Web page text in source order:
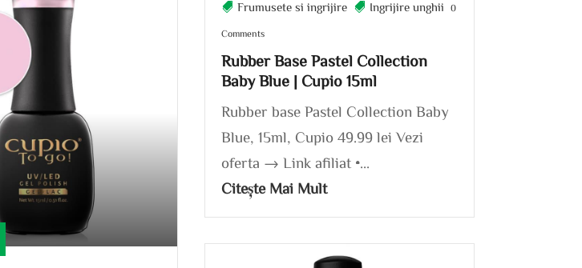
Rubber Base Pastel Collection
Baby Blue | Cupio 15ml
Frumusete si ingrijire Ingrijire unghii 0
Comments
Rubber base Pastel Collection Baby
Blue, 15ml, Cupio 49.99 lei Vezi
oferta → Link afiliat •...
Citește Mai Mult